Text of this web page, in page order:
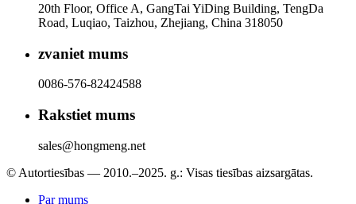
20th Floor, Office A, GangTai YiDing Building, TengDa
Road, Luqiao, Taizhou, Zhejiang, China 318050
zvaniet mums
0086-576-82424588
Rakstiet mums
sales@hongmeng.net
© Autortiesības — 2010.–2025. g.: Visas tiesības aizsargātas.
Par mums